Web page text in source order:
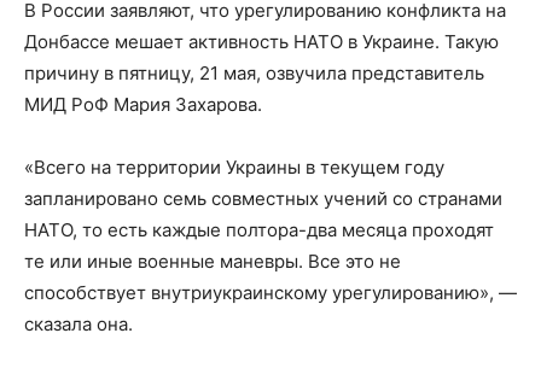
В России заявляют, что урегулированию конфликта на
Донбассе мешает активность НАТО в Украине. Такую
причину в пятницу, 21 мая, озвучила представитель
МИД РоФ Мария Захарова.
«Всего на территории Украины в текущем году
запланировано семь совместных учений со странами
НАТО, то есть каждые полтора-два месяца проходят
те или иные военные маневры. Все это не
способствует внутриукраинскому урегулированию», —
сказала она.